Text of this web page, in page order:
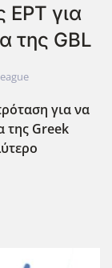
ΕΡΤ για
της GBL
για να
της Greek